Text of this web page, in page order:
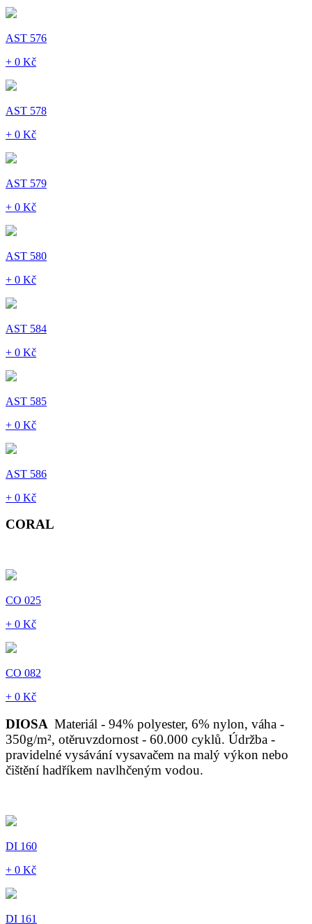
AST 576
+ 0 Kč
AST 578
+ 0 Kč
AST 579
+ 0 Kč
AST 580
+ 0 Kč
AST 584
+ 0 Kč
AST 585
+ 0 Kč
AST 586
+ 0 Kč
CORAL
CO 025
+ 0 Kč
CO 082
+ 0 Kč
DIOSA Materiál - 94% polyester, 6% nylon, váha -
350g/m², otěruvzdornost - 60.000 cyklů. Údržba -
pravidelné vysávání vysavačem na malý výkon nebo
čištění hadříkem navlhčeným vodou.
DI 160
+ 0 Kč
DI 161